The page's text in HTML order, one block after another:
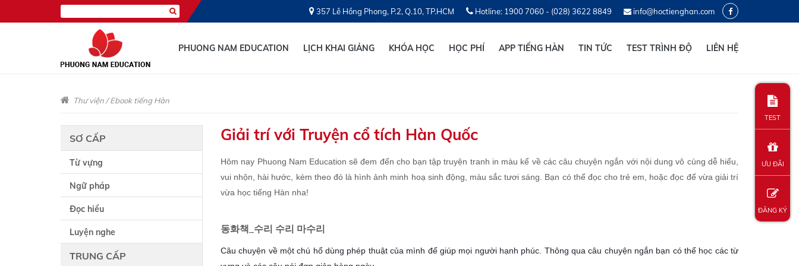
357 Lê Hồng Phong, P.2, Q.10, TP.HCM Hotline: 1900 7060 - (028) 3622 8849 info@hoctienghan.com
PHUONG NAM EDUCATION LỊCH KHAI GIẢNG KHÓA HỌC HỌC PHÍ APP TIẾNG HÀN TIN TỨC TEST TRÌNH ĐỘ LIÊN HỆ
Thư viện/Ebook tiếng Hàn
SƠ CẤP
Từ vựng
Ngữ pháp
Đọc hiểu
Luyện nghe
TRUNG CẤP
Giải trí với Truyện cổ tích Hàn Quốc
Hôm nay Phuong Nam Education sẽ đem đến cho bạn tập truyện tranh in màu kể về các câu chuyện ngắn với nội dung vô cùng dễ hiểu,
vui nhộn, hài hước, kèm theo đó là hình ảnh minh hoạ sinh động, màu sắc tươi sáng. Bạn có thể đọc cho trẻ em, hoặc đọc để vừa giải trí
vừa học tiếng Hàn nha!
동화책_수리 수리 마수리
Câu chuyện về một chú hổ dùng phép thuật của mình để giúp mọi người hạnh phúc. Thông qua câu chuyện ngắn bạn có thể học các từ
TEST
ƯU ĐÃI
ĐĂNG KÝ